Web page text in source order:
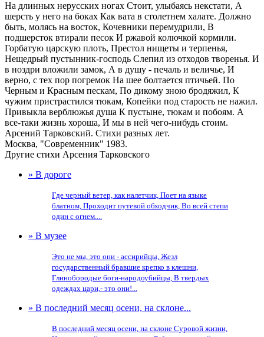
На длинных нерусских ногах Стоит, улыбаясь некстати, А
шерсть у него на боках Как вата в столетнем халате. Должно
быть, молясь на восток, Кочевники перемудрили, В
подшерсток втирали песок И ржавой колючкой кормили.
Горбатую царскую плоть, Престол нищеты и терпенья,
Нещедрый пустынник-господь Слепил из отходов творенья. И
в ноздри вложили замок, А в душу - печаль и величье, И
верно, с тех пор погремок На шее болтается птичьей. По
Черным и Красным пескам, По дикому зною бродяжил, К
чужим пристрастился тюкам, Копейки под старость не нажил.
Привыкла верблюжья душа К пустыне, тюкам и побоям. А
все-таки жизнь хороша, И мы в ней чего-нибудь стоим.
Арсений Тарковский. Стихи разных лет.
Москва, "Современник" 1983.
Другие стихи Арсения Тарковского
» В дороге
Где черный ветер, как налетчик, Поет на языке
блатном, Проходит путевой обходчик, Во всей степи
один с огнем....
» В музее
Это не мы, это они - ассирийцы, Жезл
государственный бравшие крепко в клешни,
Глинобородые боги-народоубийцы, В твердых
одеждах цари,- это они!...
» В последний месяц осени, на склоне...
В последний месяц осени, на склоне Суровой жизни,